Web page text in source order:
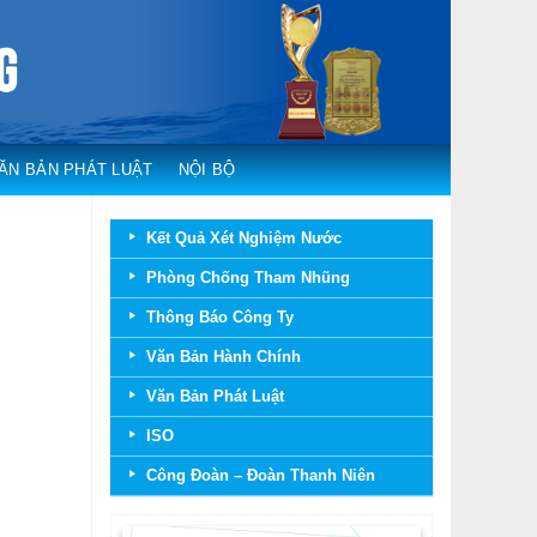
BẢN PHÁT LUẬT NỘI BỘ
Kết Quả Xét Nghiệm Nước
Phòng Chống Tham Nhũng
Thông Báo Công Ty
Văn Bản Hành Chính
Văn Bản Phát Luật
ISO
Công Đoàn – Đoàn Thanh Niên